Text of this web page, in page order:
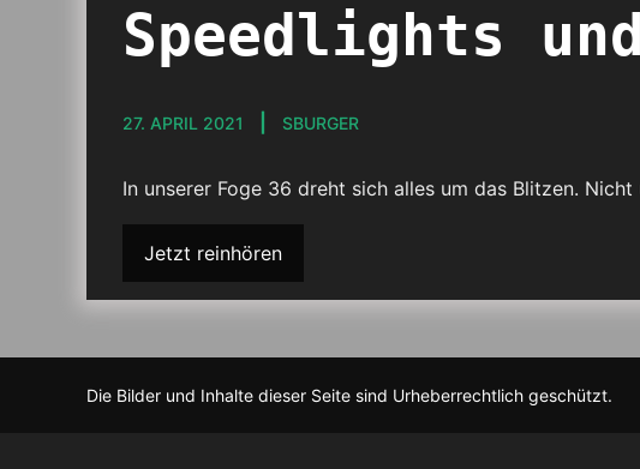
Speedlights
27. APRIL 2021 SBURGER
In unserer Foge 36 dreht sich alles um das Blitzen.
Jetzt reinhören
Die Bilder und Inhalte dieser Seite sind Urheberrechtlich geschützt.